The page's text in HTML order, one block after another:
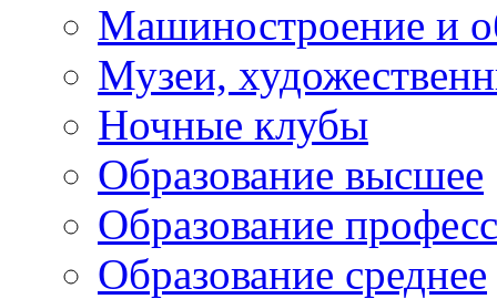
Машиностроение и
Музеи,
Ночные клубы
Образование высшее
Образование
Образование среднее